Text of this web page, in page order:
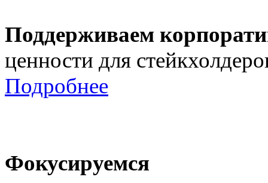
Поддерживаем
ценности для
Подробнее
Фокусируемся